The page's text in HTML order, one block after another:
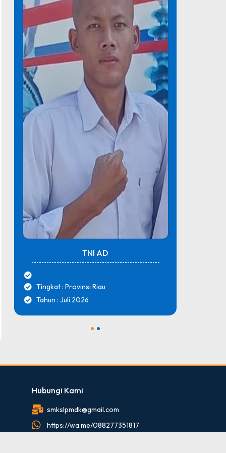
TNI AD
Tingkat : Provinsi Riau
Tahun : Juli 2026
Hubungi Kami
smkslpmdk@gmail.com
https://wa.me/088277351817